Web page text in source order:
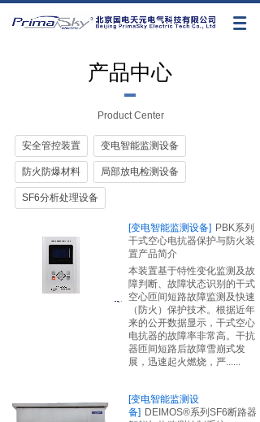
[变电智能监测设备] PBK系列
干式空心电抗器保护与防火装
置产品简介
本装置基于特性变化监测及故
障判断、故障状态识别的干式
空心匝间短路故障监测及快速
（防火）保护技术。根据近年
来的公开数据显示，干式空心
电抗器的故障率非常高。干抗
器匝间短路后故障雪崩式发
展，迅速起火燃烧，严......
[变电智能监测设
备] DEIMOS®系列SF6断路器
安全管控装置 变电智能监测设备
防火防爆材料 局部放电检测设备
SF6分析处理设备
Product Center
产品中心